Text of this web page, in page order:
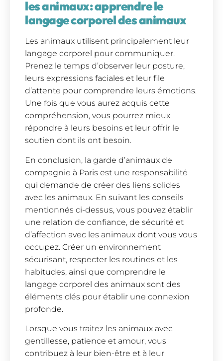
les animaux: apprendre le
langage corporel des animaux
Les animaux utilisent principalement leur
langage corporel pour communiquer.
Prenez le temps d’observer leur posture,
leurs expressions faciales et leur file
d’attente pour comprendre leurs émotions.
Une fois que vous aurez acquis cette
compréhension, vous pourrez mieux
répondre à leurs besoins et leur offrir le
soutien dont ils ont besoin.
En conclusion, la garde d’animaux de
compagnie à Paris est une responsabilité
qui demande de créer des liens solides
avec les animaux. En suivant les conseils
mentionnés ci-dessus, vous pouvez établir
une relation de confiance, de sécurité et
d’affection avec les animaux dont vous vous
occupez. Créer un environnement
sécurisant, respecter les routines et les
habitudes, ainsi que comprendre le
langage corporel des animaux sont des
éléments clés pour établir une connexion
profonde.
Lorsque vous traitez les animaux avec
gentillesse, patience et amour, vous
contribuez à leur bien-être et à leur